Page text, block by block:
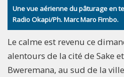
Une vue aérienne du pâturage en
Radio Okapi/Ph. Marc Maro Fimbo.
Le calme est revenu ce
alentours de la cité de Sake
Bweremana, au sud de la